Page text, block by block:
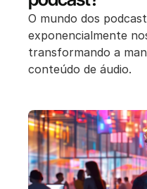
O mundo dos
exponencialmente
transformando a
conteúdo de áudio.